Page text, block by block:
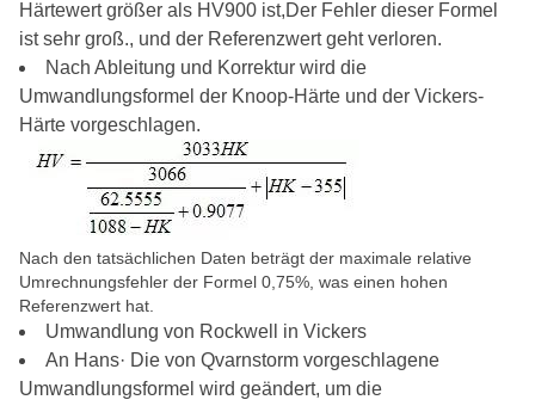
Härtewert größer als HV900 ist,Der Fehler dieser Formel
ist sehr groß., und der Referenzwert geht verloren.
Nach Ableitung und Korrektur wird die
Umwandlungsformel der Knoop-Härte und der Vickers-
Härte vorgeschlagen.
Nach den tatsächlichen Daten beträgt der maximale relative
Umrechnungsfehler der Formel 0,75%, was einen hohen
Referenzwert hat.
Umwandlung von Rockwell in Vickers
An Hans· Die von Qvarnstorm vorgeschlagene
Umwandlungsformel wird geändert, um die